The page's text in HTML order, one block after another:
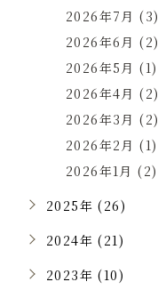
2026年7月 (3)
2026年6月 (2)
2026年5月 (1)
2026年4月 (2)
2026年3月 (2)
2026年2月 (1)
2026年1月 (2)
2025年 (26)
2024年 (21)
2023年 (10)